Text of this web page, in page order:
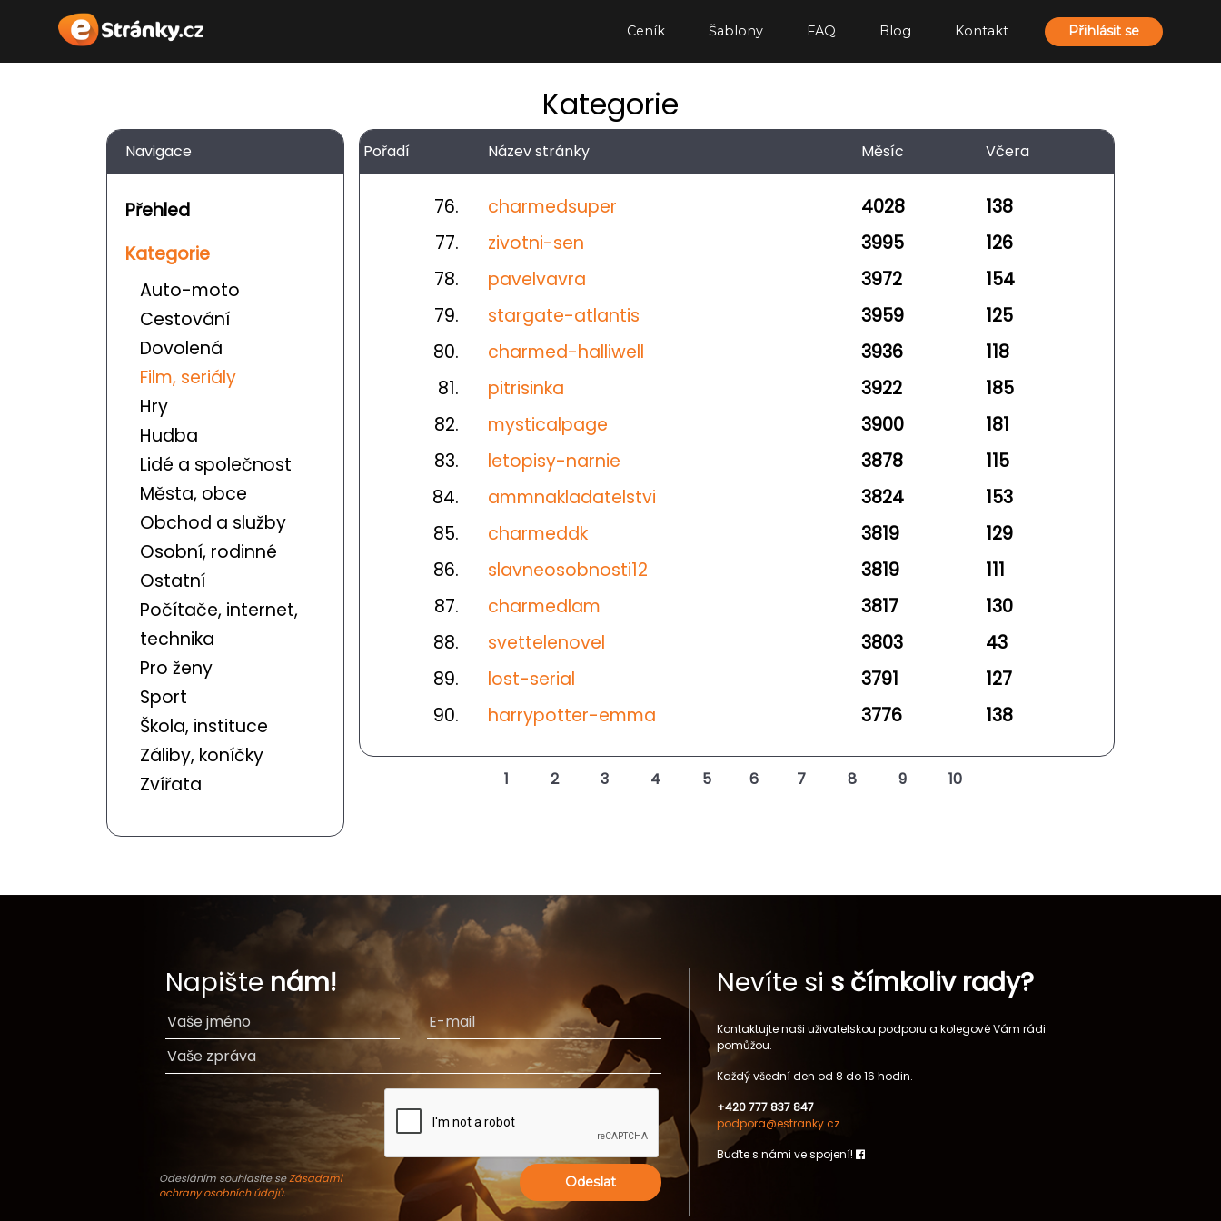
Ceník Šablony FAQ Blog Kontakt Přihlásit se
Kategorie
Navigace
Přehled
Kategorie
Auto-moto
Cestování
Dovolená
Film, seriály
Hry
Hudba
Lidé a společnost
Města, obce
Obchod a služby
Osobní, rodinné
Ostatní
Počítače, internet,
technika
Pro ženy
Sport
Škola, instituce
Záliby, koníčky
Zvířata
Pořadí Název stránky Měsíc Včera
76. charmedsuper 4028
138
77.
zivotni-sen 3995
126
78.
pavelvavra 3972
154
79.
stargate-atlantis 3959
125
80.
charmed-halliwell 3936
118
81.
pitrisinka 3922
185
82.
mysticalpage 3900
181
83.
letopisy-narnie 3878
115
84.
ammnakladatelstvi 3824
153
85.
charmeddk 3819
129
86.
slavneosobnosti12 3819
111
87.
charmedlam 3817
130
88.
svettelenovel 3803
43
89.
lost-serial 3791
127
90.
harrypotter-emma 3776 138
1 2 3 4 5 6 7 8 9 10
Napište nám!
Odesláním souhlasíte seZásadami
ochrany osobních údajů.
Odeslat
Nevíte si s čímkoliv rady?
Kontaktujte naši uživatelskou podporu a kolegové Vám rádi
pomůžou.
Každý všední den od 8 do 16 hodin.
+420 777 837 847
podpora@estranky.cz
Buďte s námi ve spojení!